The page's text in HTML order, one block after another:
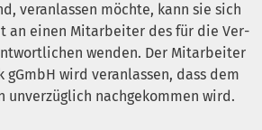
ver­an­las­sen möch­te, kann sie sich
an einen Mit­ar­bei­ter des für die Ver­
wen­den. Der Mit­ar­bei­ter
gGmbH wird ver­an­las­sen, dass dem
unver­züg­lich nach­ge­kom­men wird.